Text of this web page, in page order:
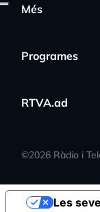
Més
Programes
RTVA.ad
©2026 Ràdio i
EN
DIRECTE
Les